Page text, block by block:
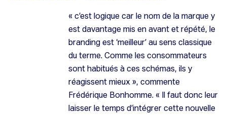
«c’est logique car le nom de la marque y
est davantage mis en avant et répété, le
branding est ‘meilleur’ au sens classique
du terme. Comme les consommateurs
sont habitués à ces schémas, ils y
réagissent mieux », commente
Frédérique Bonhomme. « Il faut donc leur
laisser le temps d’intégrer cette nouvelle